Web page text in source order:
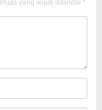
Ruas yang wajib ditandai *